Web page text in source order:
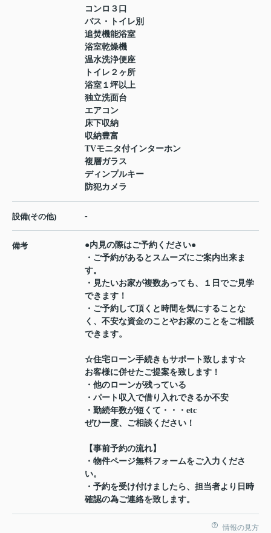
コンロ３口
バス・トイレ別
追焚機能浴室
浴室乾燥機
温水洗浄便座
トイレ２ヶ所
浴室１坪以上
独立洗面台
エアコン
床下収納
収納豊富
TVモニタ付インターホン
複層ガラス
ディンプルキー
防犯カメラ
設備(その他) -
備考
●内見の際はご予約ください●
・ご予約があるとスムーズにご案内出来ま
す。
・見たいお家が複数あっても、１日でご見学
できます！
・ご予約して頂くと時間を気にすることな
く、不安な資金のことやお家のことをご相談
できます。
☆住宅ローン手続きもサポート致します☆
お客様に併せたご提案を致します！
・他のローンが残っている
・パート収入で借り入れできるか不安
・勤続年数が短くて・・・etc
ぜひ一度、ご相談ください！
【事前予約の流れ】
・物件ページ無料フォームをご入力くださ
い。
・予約を受け付けましたら、担当者より日時
確認の為ご連絡を致します。
情報の見方